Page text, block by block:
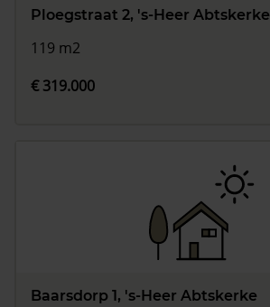
Ploegstraat 2, 's-Heer Abtskerke
119 m2
€ 319.000
Baarsdorp 1, 's-Heer Abtskerke